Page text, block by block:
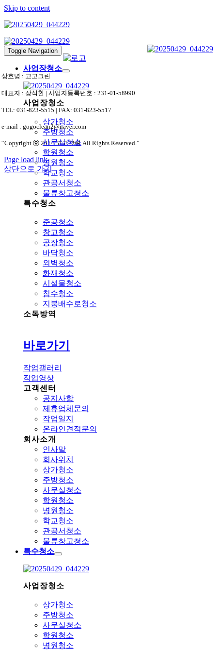
Skip to content
Toggle Navigation
사업장청소
사업장청소
상가청소
주방청소
사무실청소
학원청소
병원청소
학교청소
관공서청소
물류창고청소
특수청소
준공청소
창고청소
공장청소
바닥청소
외벽청소
화재청소
시설물청소
침수청소
지붕배수로청소
소독방역
바로가기
작업갤러리
작업영상
고객센터
공지사항
제휴업체문의
작업일지
온라인견적문의
회사소개
인사말
회사위치
상가청소
주방청소
사무실청소
학원청소
병원청소
학교청소
관공서청소
물류창고청소
특수청소
사업장청소
상가청소
주방청소
사무실청소
학원청소
병원청소
상호명 : 고고크린
대표자 : 장석환 | 사업자등록번호 : 231-01-58990
TEL: 031-823-5515 | FAX: 031-823-5517
e-mail : gogoclean2@naver.com
“Copyright ⓒ 2014 고고크린 All Rights Reserved.”
Page load link
상단으로 가기